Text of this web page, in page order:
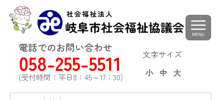
電話でのお問い合わせ
058-255-5511
(受付時間：平日8：45～17：30)
文字サイズ
小 中 大
toggle